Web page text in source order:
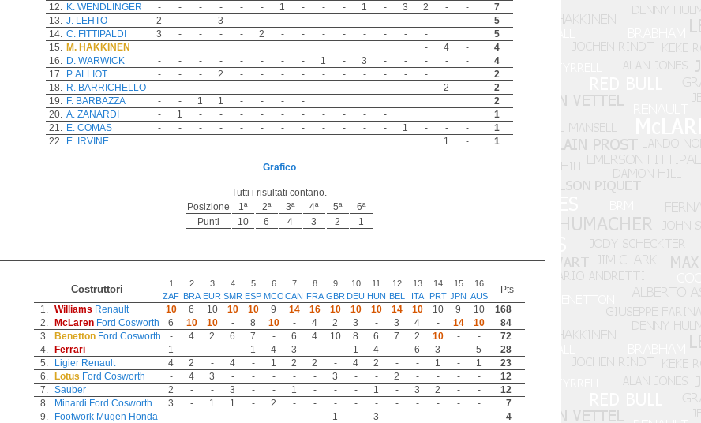
12. K. WENDLINGER - - - - - - 1 - - - 1 - 3 2 - -
7
13. J. LEHTO 2 - - 3 - - - - - - - - - - - -
5
14. C. FITTIPALDI 3 - - - - 2 - - - - - - - -
5
15. M. HAKKINEN - 4 -
4
16. D. WARWICK - - - - - - - - 1 - 3 - - - - -
4
17. P. ALLIOT - - - 2 - - - - - - - - - -
2
18. R. BARRICHELLO - - - - - - - - - - - - - - 2 -
2
19. F. BARBAZZA - - 1 1 - - - -
2
20. A. ZANARDI - 1 - - - - - - - - - -
1
21. E. COMAS - - - - - - - - - - - - 1 - - -
1
22. E. IRVINE 1 - 1
Grafico
Tutti i risultati contano.
Posizione
1ª 2ª 3ª 4ª 5ª
6ª
Punti
10 6 4 3 2 1
Costruttori
1
ZAF
2
BRA
3
EUR
4
SMR
5
ESP
6
MCO
7
CAN
8
FRA
9
GBR
10
DEU
11
HUN
12
BEL
13
ITA
14
PRT
15
JPN
16
AUS
Pts
1.
Williams Renault 10 6 10 10 10 9 14 16 10 10 10 14 10 10 9 10
168
2.
McLaren Ford Cosworth 6 10 10 - 8 10 - 4 2 3 - 3 4 - 14 10
84
3.
Benetton Ford Cosworth - 4 2 6 7 - 6 4 10 8 6 7 2 10 - -
72
4.
Ferrari 1 - - - 1 4 3 - - 1 4 - 6 3 - 5
28
5.
Ligier Renault 4 2 - 4 - 1 2 2 - 4 2 - - 1 - 1
23
6.
Lotus Ford Cosworth - 4 3 - - - - - 3 - - 2 - - - -
12
7.
Sauber 2 - - 3 - - 1 - - - 1 - 3 2 - -
12
8.
Minardi Ford Cosworth 3 - 1 1 - 2 - - - - - - - - - -
7
9.
Footwork Mugen Honda - - - - - - - - 1 - 3 - - - - -
4